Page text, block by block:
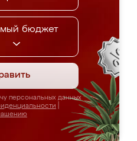
бюджет
персональных данных